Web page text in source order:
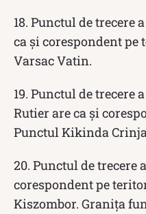
18. Punctul de trecere
ca și corespondent
Varsac Vatin.
19. Punctul de
Rutier are ca și
Punctul Kikinda
20. Punctul de trecere
corespondent pe
Kiszombor. Granița